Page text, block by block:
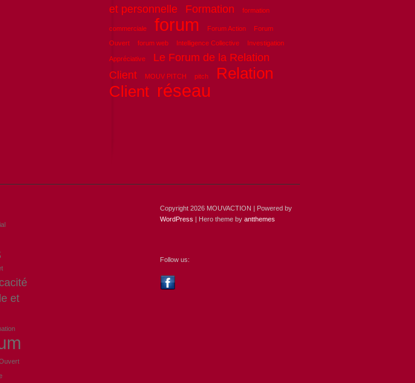
et personnelle
Formation formation
commerciale forum Forum Action
Forum
Ouvert
forum web Intelligence Collective Investigation
Appréciative
Le Forum de la Relation
Client
MOUV PITCH pitch
Relation
Client réseau
et
Copyright 2026 MOUVACTION | Powered by
WordPress | Hero theme by antthemes
Follow us: